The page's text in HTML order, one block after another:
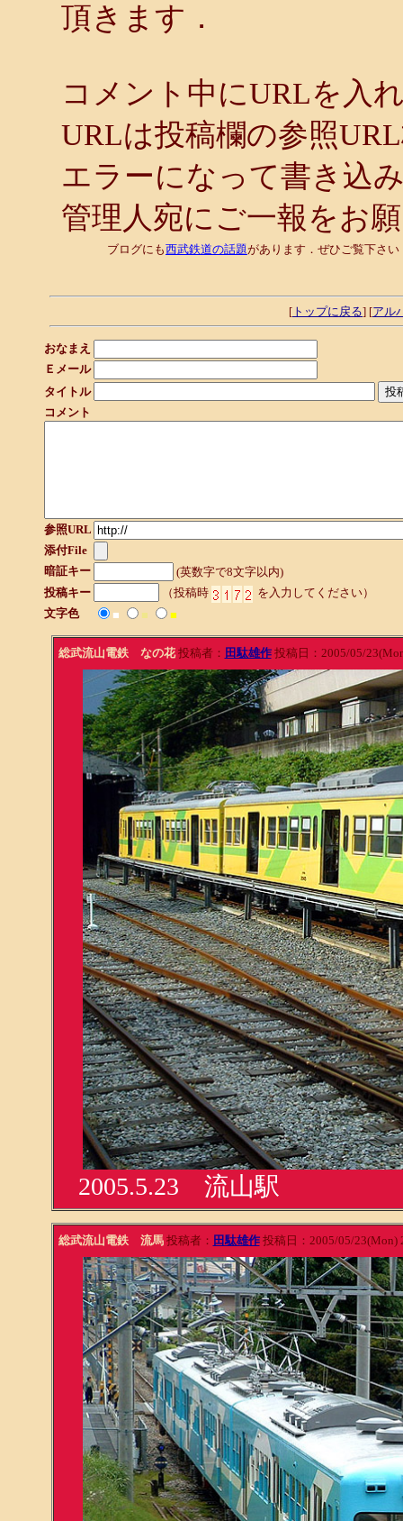
頂きます．
コメント中にURLを入
URLは投稿欄の参照
エラーになって書き込
管理人宛にご一報をお
ブログにも西武鉄道の話題があります．ぜひご覧下さ
[ トップに戻る] [アル
おなまえ
Ｅメール
タイトル
コメント
参照URL
添付File
暗証キー
(英数字で8文字以内)
投稿キー
（投稿時
を入力してください）
文字色
■ ■ ■
総武流山電鉄 なの花投稿者： 田駄雄作投稿日：2005/05/
2005.5.23 流山駅
総武流山電鉄 流馬投稿者： 田駄雄作投稿日：2005/05/23(Mon)